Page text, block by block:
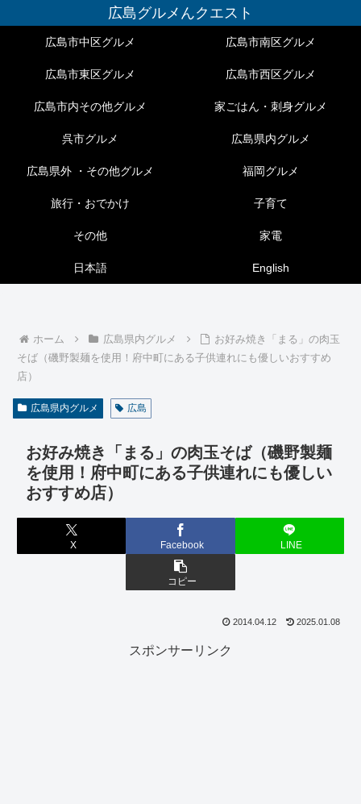
広島グルメんクエスト
広島市中区グルメ 広島市南区グルメ
広島市東区グルメ 広島市西区グルメ
広島市内その他グルメ 家ごはん・刺身グルメ
呉市グルメ 広島県内グルメ
広島県外 ・その他グルメ 福岡グルメ
旅行・おでかけ 子育て
その他 家電
日本語 English
ホーム 広島県内グルメ
お好み焼き「まる」の肉玉
そば（磯野製麺を使用！府中町にある子供連れにも優しいおすすめ
店）
広島県内グルメ 広島
お好み焼き「まる」の肉玉そば（磯野製麺
を使用！府中町にある子供連れにも優しい
おすすめ店）
X Facebook LINE
コピー
2014.04.12 2025.01.08
スポンサーリンク